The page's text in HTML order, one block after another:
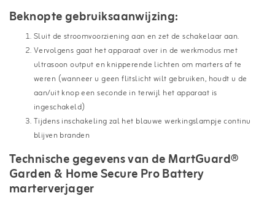
Beknopte gebruiksaanwijzing:
Sluit de stroomvoorziening aan en zet de schakelaar aan.
Vervolgens gaat het apparaat over in de werkmodus met
ultrasoon output en knipperende lichten om marters af te
weren (wanneer u geen flitslicht wilt gebruiken, houdt u de
aan/uit knop een seconde in terwijl het apparaat is
ingeschakeld)
Tijdens inschakeling zal het blauwe werkingslampje continu
blijven branden
Technische gegevens van de MartGuard®
Garden & Home Secure Pro Battery
marterverjager